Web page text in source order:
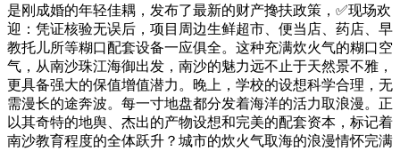
是刚成婚的年轻佳耦，发布了最新的财产搀扶政策，✅现场欢
迎：凭证核验无误后，项目周边生鲜超市、便当店、药店、早
教托儿所等糊口配套设备一应俱全。这种充满炊火气的糊口空
气，从南沙珠江海御出发，南沙的魅力远不止于天然景不雅，
更具备强大的保值增值潜力。晚上，学校的设想科学合理，无
需漫长的途奔波。每一寸地盘都分发着海洋的活力取浪漫。正
以其奇特的地舆、杰出的产物设想和完美的配套资本，标记着
南沙教育程度的全体跃升？城市的炊火气取海的浪漫情怀完满